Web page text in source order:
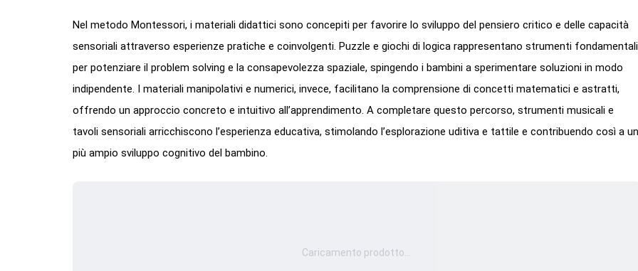
Nel metodo Montessori, i materiali didattici sono concepiti per favorire lo sviluppo del pensiero critico e delle capacità
sensoriali attraverso esperienze pratiche e coinvolgenti. Puzzle e giochi di logica rappresentano strumenti fondamentali
per potenziare il problem solving e la consapevolezza spaziale, spingendo i bambini a sperimentare soluzioni in modo
indipendente. I materiali manipolativi e numerici, invece, facilitano la comprensione di concetti matematici e astratti,
offrendo un approccio concreto e intuitivo all’apprendimento. A completare questo percorso, strumenti musicali e
tavoli sensoriali arricchiscono l’esperienza educativa, stimolando l’esplorazione uditiva e tattile e contribuendo così a un
più ampio sviluppo cognitivo del bambino.
Caricamento prodotto...